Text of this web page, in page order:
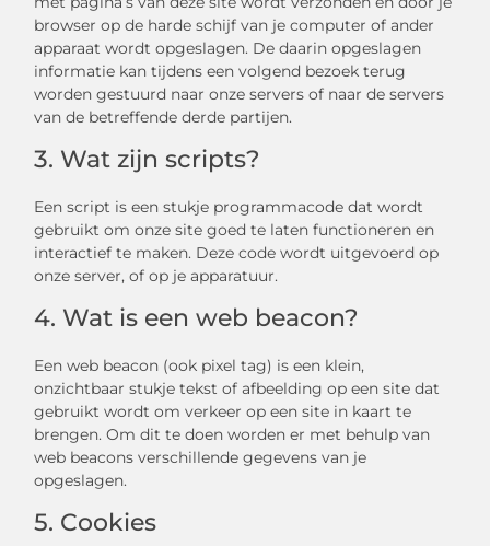
browser op de harde schijf van je computer of ander
apparaat wordt opgeslagen. De daarin opgeslagen
informatie kan tijdens een volgend bezoek terug
worden gestuurd naar onze servers of naar de servers
van de betreffende derde partijen.
3. Wat zijn scripts?
Een script is een stukje programmacode dat wordt
gebruikt om onze site goed te laten functioneren en
interactief te maken. Deze code wordt uitgevoerd op
onze server, of op je apparatuur.
4. Wat is een web beacon?
Een web beacon (ook pixel tag) is een klein,
onzichtbaar stukje tekst of afbeelding op een site dat
gebruikt wordt om verkeer op een site in kaart te
brengen. Om dit te doen worden er met behulp van
web beacons verschillende gegevens van je
opgeslagen.
5. Cookies